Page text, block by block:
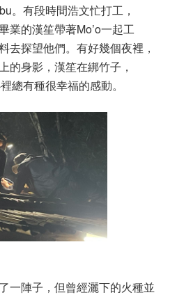
。有段時間浩文忙打工，
業的漢笙帶著Mo’o一起工
去探望他們。有好幾個夜裡，
的身影，漢笙在綁竹子，
總有種很幸福的感動。
一陣子，但曾經灑下的火種並